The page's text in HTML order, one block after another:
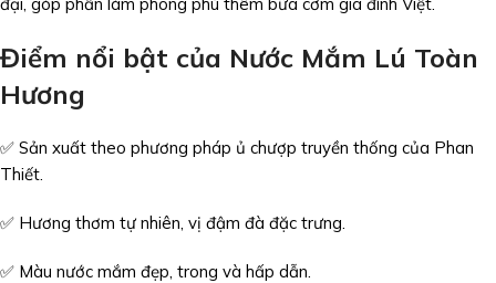
Điểm nổi bật của Nước Mắm Lú Toàn
Hương
✅ Sản xuất theo phương pháp ủ chượp truyền thống của Phan
Thiết.
✅ Hương thơm tự nhiên, vị đậm đà đặc trưng.
✅ Màu nước mắm đẹp, trong và hấp dẫn.